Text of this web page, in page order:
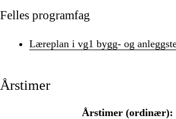
Felles programfag
Læreplan i vg1 bygg- og
Årstimer
Årstimer (ordinær):